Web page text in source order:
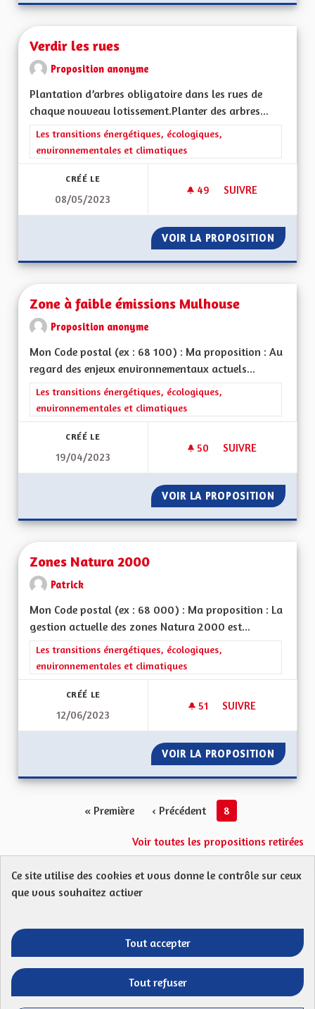
Verdir les rues
Proposition anonyme
Plantation d’arbres obligatoire dans les rues de
chaque nouveau lotissement.Planter des arbres...
Filtrer les résultats de la catégorie : Les transitions
Les transitions énergétiques, écologiques,
environnementales et climatiques
CRÉÉ LE
08/05/2023
49 49 ABONNÉS
SUIVRE
VOIR LA PROPOSITION
Zone à faible émissions Mulhouse
Proposition anonyme
Mon Code postal (ex : 68 100) : Ma proposition : Au
regard des enjeux environnementaux actuels...
Filtrer les résultats de la catégorie : Les transitions
Les transitions énergétiques, écologiques,
environnementales et climatiques
CRÉÉ LE
19/04/2023
50 50 ABONNÉS
SUIVRE
VOIR LA PROPOSITION ZONE
Zones Natura 2000
Patrick
Mon Code postal (ex : 68 000) : Ma proposition : La
gestion actuelle des zones Natura 2000 est...
Filtrer les résultats de la catégorie : Les transitions
Les transitions énergétiques, écologiques,
environnementales et climatiques
CRÉÉ LE
12/06/2023
51 51 ABONNÉS
SUIVRE
VOIR LA PROPOSITION
« Première ‹ Précédent 8
Voir toutes les propositions retirées
Protection des Données
Télécharger les fichiers Open Data
Entre vos mains - Collectivité
Entre vos mains - Collectivité
Entre vos mains - Collectivité
Entre vos mains -
Ce site utilise des cookies et vous donne le contrôle sur ceux
que vous souhaitez activer
Tout accepter
Tout refuser